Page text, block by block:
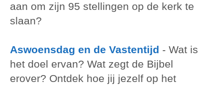
aan om zijn 95 stellingen op de kerk te
slaan?
Aswoensdag en de Vastentijd - Wat is
het doel ervan? Wat zegt de Bijbel
erover? Ontdek hoe jij jezelf op het